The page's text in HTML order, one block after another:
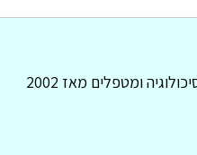
ומטפלים מאז 2002